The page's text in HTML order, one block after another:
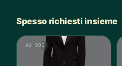
Spesso richiesti insieme
AU 003